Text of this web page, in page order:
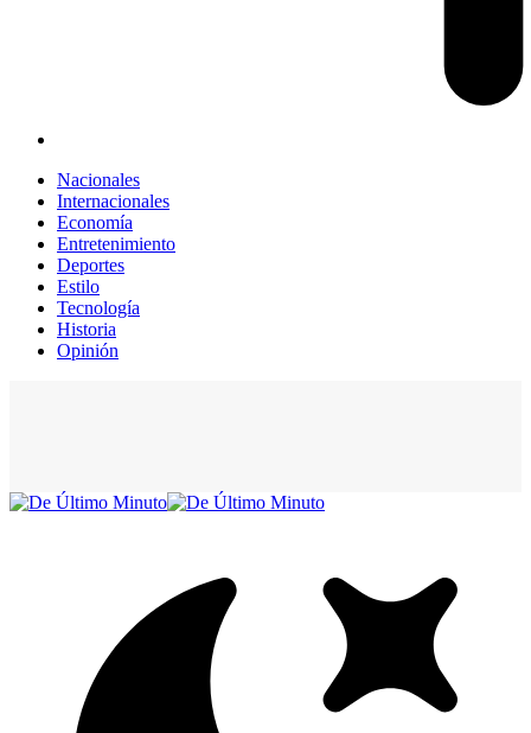
Nacionales
Internacionales
Economía
Entretenimiento
Deportes
Estilo
Tecnología
Historia
Opinión